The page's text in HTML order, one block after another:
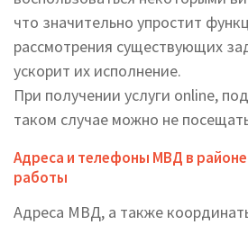
что значительно упростит
рассмотрения существующих
ускорит их исполнение.
При получении услуги online,
таком случае можно не
Адреса и телефоны МВД в
работы
Адреса МВД, а также